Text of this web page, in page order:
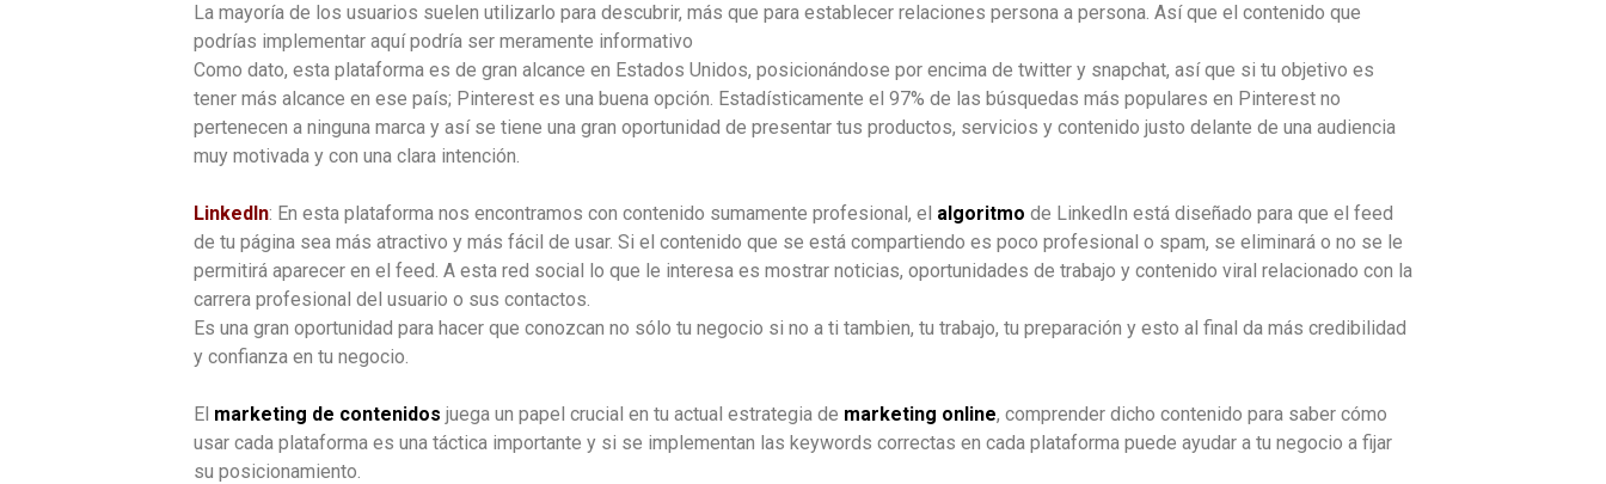
La mayoría de los usuarios suelen utilizarlo para descubrir, más que para establecer relaciones persona a persona. Así que el contenido que
podrías implementar aquí podría ser meramente informativo
Como dato, esta plataforma es de gran alcance en Estados Unidos, posicionándose por encima de twitter y snapchat, así que si tu objetivo es
tener más alcance en ese país; Pinterest es una buena opción. Estadísticamente el 97% de las búsquedas más populares en Pinterest no
pertenecen a ninguna marca y así se tiene una gran oportunidad de presentar tus productos, servicios y contenido justo delante de una audiencia
muy motivada y con una clara intención.
LinkedIn: En esta plataforma nos encontramos con contenido sumamente profesional, el algoritmo de LinkedIn está diseñado para que el feed
de tu página sea más atractivo y más fácil de usar. Si el contenido que se está compartiendo es poco profesional o spam, se eliminará o no se le
permitirá aparecer en el feed. A esta red social lo que le interesa es mostrar noticias, oportunidades de trabajo y contenido viral relacionado con la
carrera profesional del usuario o sus contactos.
Es una gran oportunidad para hacer que conozcan no sólo tu negocio si no a ti tambien, tu trabajo, tu preparación y esto al final da más credibilidad
y confianza en tu negocio.
El marketing de contenidos juega un papel crucial en tu actual estrategia de marketing online, comprender dicho contenido para saber cómo
usar cada plataforma es una táctica importante y si se implementan las keywords correctas en cada plataforma puede ayudar a tu negocio a fijar
su posicionamiento.